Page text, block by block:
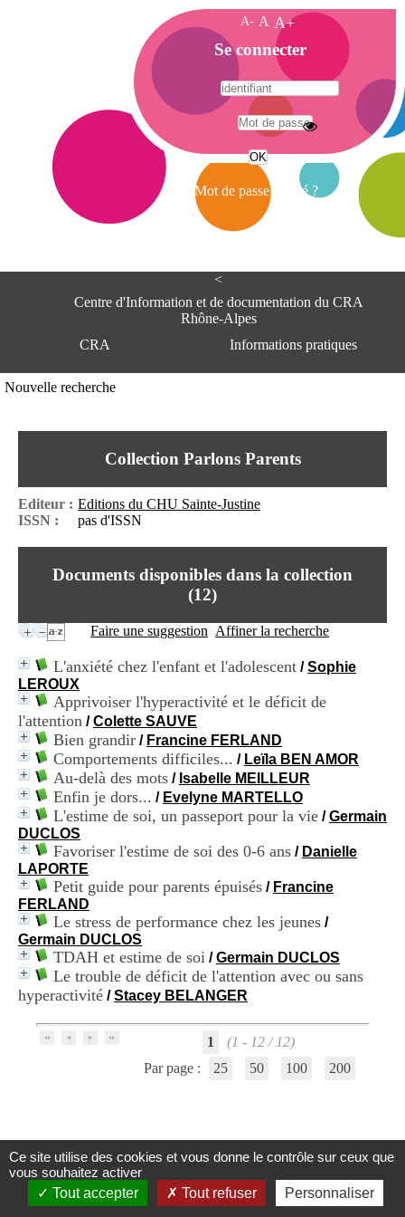
<
Centre d'Information et de documentation du CRA
Rhône-Alpes
CRA
Informations pratiques
Centre Hospitalier le Vinatier
95, Bd Pinel
Lundi au Vendredi
Contact
Fax:+33(0)4 37 91 54 37
Nouvelle recherche
Collection Parlons Parents
Editeur : Editions du CHU Sainte-Justine
ISSN :
pas d'ISSN
Documents disponibles dans la collection
(12)
Faire une suggestion Affiner la recherche
L'anxiété chez l'enfant et l'adolescent /Sophie
LEROUX
Apprivoiser l'hyperactivité et le déficit de
l'attention /Colette SAUVE
Bien grandir / Francine FERLAND
Comportements difficiles... / Leïla BEN AMOR
Au-delà des mots / Isabelle MEILLEUR
Enfin je dors... / Evelyne MARTELLO
L'estime de soi, un passeport pour la vie /Germain
DUCLOS
Favoriser l'estime de soi des 0-6 ans / Danielle
LAPORTE
Petit guide pour parents épuisés / Francine
FERLAND
Le stress de performance chez les jeunes /
Germain DUCLOS
TDAH et estime de soi /Germain DUCLOS
Le trouble de déficit de l'attention avec ou sans
hyperactivité /Stacey BELANGER
1
(1 - 12 / 12)
Par page :
25 50 100 200
Centre d'Information et de Documentation
du CRA Rhône-Alpes
A- A A+
A
c
c
e
i
Se connecter
Mot de passe oublié ?
A
e
e
n
o
a
t
n
d
e
o
u
m
e
n
a
t
i
n
u
R
A
R
h
ô
n
e
n
t
e
Ce site utilise des cookies et vous donne le contrôle sur ceux que
vous souhaitez activer
Tout accepter
Tout refuser Personnaliser